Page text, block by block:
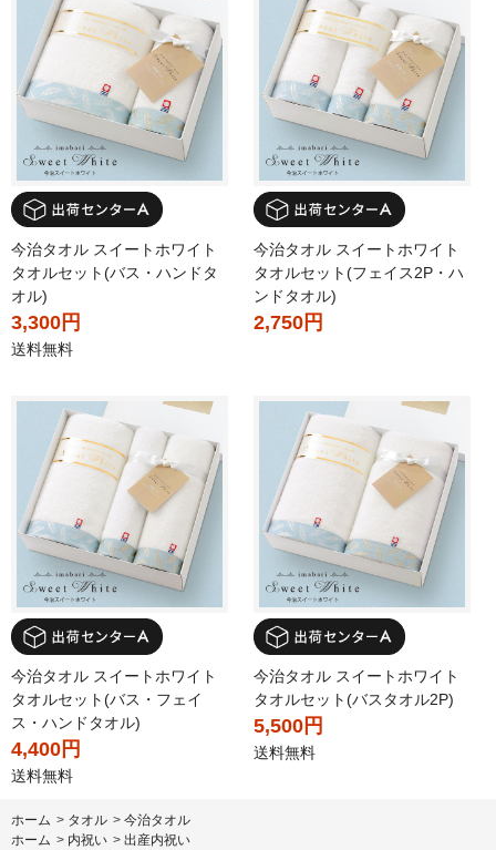
今治タオル スイートホワイト
タオルセット(バス・ハンドタ
オル)
3,300円
送料無料
今治タオル スイートホワイト
タオルセット(フェイス2P・ハ
ンドタオル)
2,750円
今治タオル スイートホワイト
タオルセット(バス・フェイ
ス・ハンドタオル)
4,400円
送料無料
今治タオル スイートホワイト
タオルセット(バスタオル2P)
5,500円
送料無料
ホーム > タオル > 今治タオル
ホーム > 内祝い > 出産内祝い